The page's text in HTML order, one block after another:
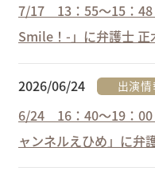
7/17 13：55～15：48
Smile！-」に弁護士 正
2026/06/24 出演情
6/24 16：40～19：
ャンネルえひめ」に弁